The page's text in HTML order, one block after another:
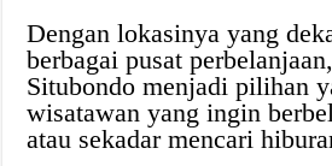
Dengan lokasinya yang
berbagai pusat
Situbondo menjadi pilihan
wisatawan yang ingin
atau sekadar mencari